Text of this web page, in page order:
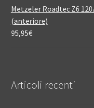
Metzeler Roadtec Z6
(anteriore)
95,95€
Articoli recenti